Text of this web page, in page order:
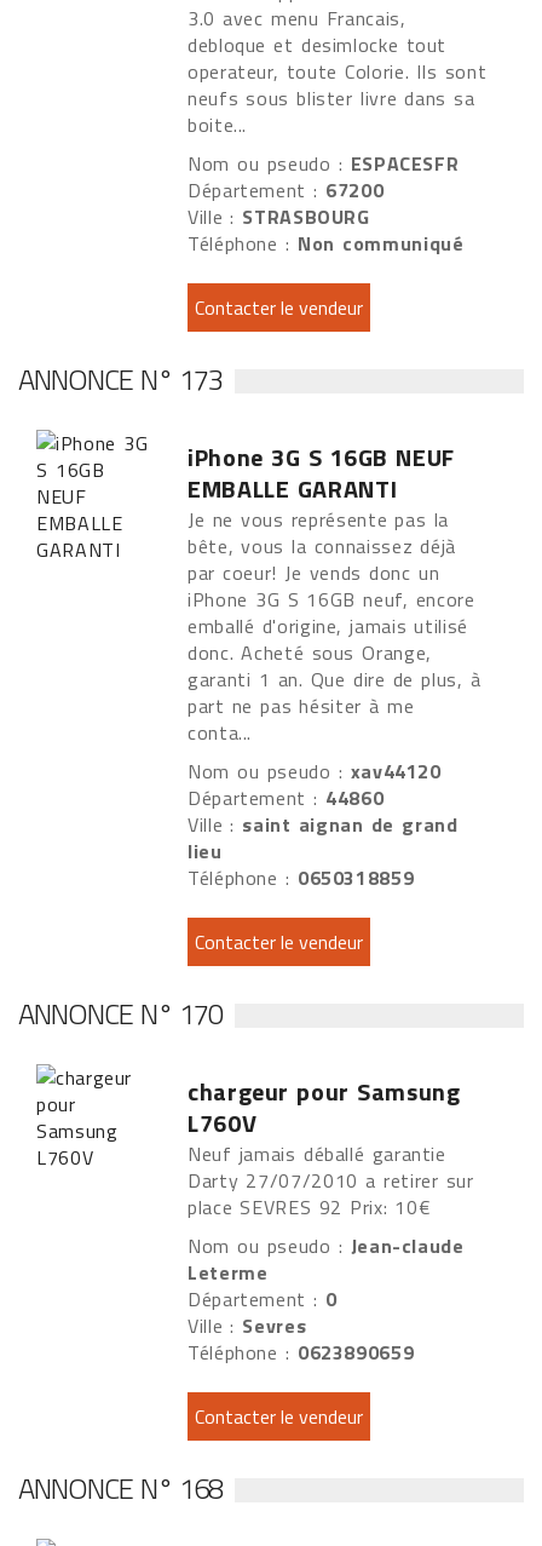
3.0 avec menu Francais,
debloque et desimlocke tout
operateur, toute Colorie. Ils sont
neufs sous blister livre dans sa
boite...
Nom ou pseudo : ESPACESFR
Département : 67200
Ville : STRASBOURG
Téléphone : Non communiqué
ANNONCE N° 173
iPhone 3G S 16GB NEUF
EMBALLE GARANTI
Je ne vous représente pas la
bête, vous la connaissez déjà
par coeur! Je vends donc un
iPhone 3G S 16GB neuf, encore
emballé d'origine, jamais utilisé
donc. Acheté sous Orange,
garanti 1 an. Que dire de plus, à
part ne pas hésiter à me
conta...
Nom ou pseudo : xav44120
Département : 44860
Ville : saint aignan de grand
lieu
Téléphone : 0650318859
ANNONCE N° 170
chargeur pour Samsung
L760V
Neuf jamais déballé garantie
Darty 27/07/2010 a retirer sur
place SEVRES 92 Prix: 10€
Nom ou pseudo : Jean-claude
Leterme
Département : 0
Ville : Sevres
Téléphone : 0623890659
ANNONCE N° 168